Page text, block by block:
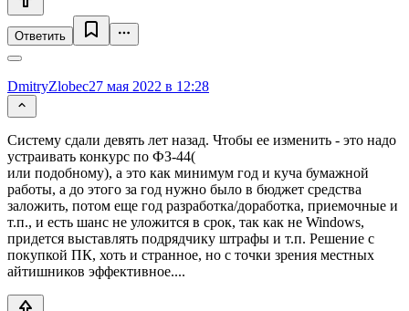
Ответить
DmitryZlobec27 мая 2022 в 12:28
Систему сдали девять лет назад. Чтобы ее изменить - это надо
устраивать конкурс по ФЗ-44(
или подобному), а это как минимум год и куча бумажной
работы, а до этого за год нужно было в бюджет средства
заложить, потом еще год разработка/доработка, приемочные и
т.п., и есть шанс не уложится в срок, так как не Windows,
придется выставлять подрядчику штрафы и т.п. Решение с
покупкой ПК, хоть и странное, но с точки зрения местных
айтишников эффективное....